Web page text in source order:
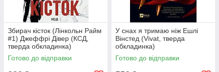
Збирач кісток (Лінкольн Райм
#1) Джеффрі Дівер (КСД,
тверда обкладинка)
Готово до відправки
У снах я тримаю ніж Ешлі
Вінстед (Vivat, тверда
обкладинка)
Готово до відправки